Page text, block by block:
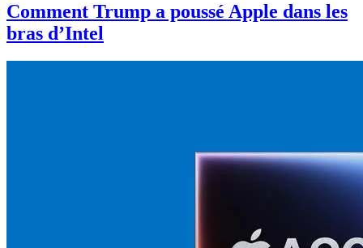
Comment Trump a poussé Apple dans les
bras d’Intel